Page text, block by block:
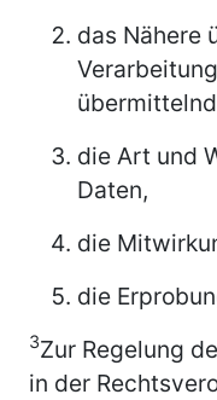
das Nähere
die Art und
Daten,
die
die
3Zur Regelung
in der